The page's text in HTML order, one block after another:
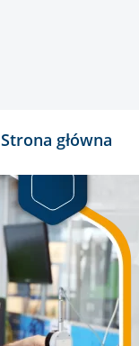
Strona główna